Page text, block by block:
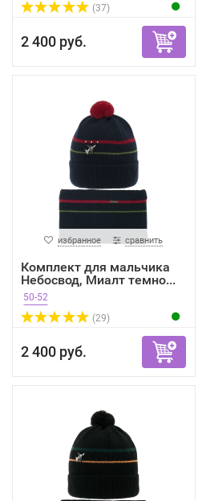
(37)
2 400 руб.
избранное сравнить
Комплект для мальчика
Небосвод, Миалт темно...
50-52
(29)
2 400 руб.